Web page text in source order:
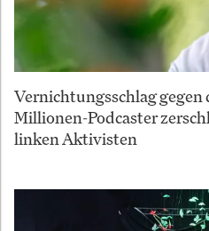
Vernichtungsschlag
Millionen-Podcaster
linken Aktivisten